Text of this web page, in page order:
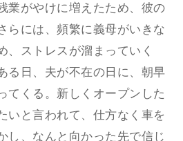
業がやけに増えたため、彼の
らには、頻繁に義母がいきな
、ストレスが溜まっていく
る日、夫が不在の日に、朝早
てくる。新しくオープンした
いと言われて、仕方なく車を
し、なんと向かった先で信じ